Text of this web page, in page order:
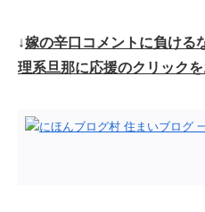
↓嫁の辛口コメントに負ける
理系旦那に応援のクリック